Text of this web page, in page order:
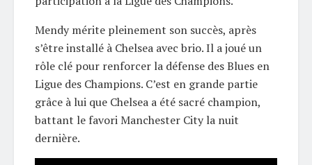
Mendy mérite pleinement son succès, après
s’être installé à Chelsea avec brio. Il a joué un
rôle clé pour renforcer la défense des Blues en
Ligue des Champions. C’est en grande partie
grâce à lui que Chelsea a été sacré champion,
battant le favori Manchester City la nuit
dernière.